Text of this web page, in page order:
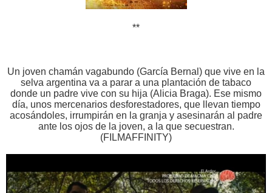
**
Un joven chamán vagabundo (García Bernal) que vive en la
selva argentina va a parar a una plantación de tabaco
donde un padre vive con su hija (Alicia Braga). Ese mismo
día, unos mercenarios desforestadores, que llevan tiempo
acosándoles, irrumpirán en la granja y asesinarán al padre
ante los ojos de la joven, a la que secuestran.
(FILMAFFINITY)